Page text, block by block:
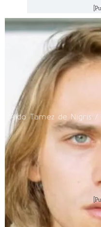
Aldo Tamez de Nigris /